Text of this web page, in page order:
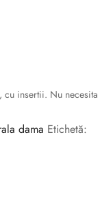
cu insertii. Nu necesita
dama Etichetă: